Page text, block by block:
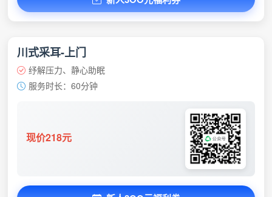
川式采耳-上门
纾解压力、静心助眠
服务时长：60分钟
现价218元